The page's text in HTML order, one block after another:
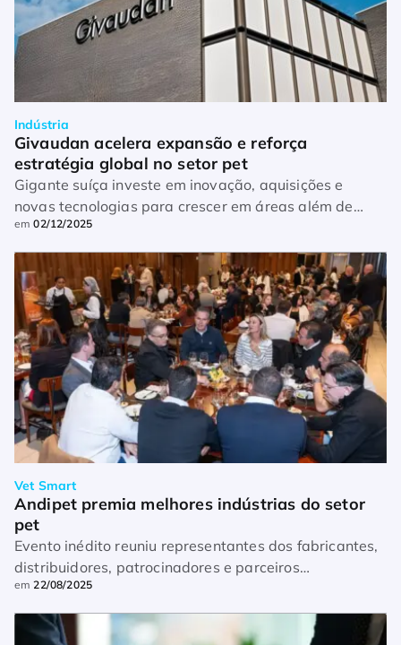
Indústria
Givaudan acelera expansão e reforça
estratégia global no setor pet
Gigante suíça investe em inovação, aquisições e
novas tecnologias para crescer em áreas além de
fragrâncias e aromas, com foco no segmento pet
em02/12/2025
Vet Smart
Andipet premia melhores indústrias do setor
pet
Evento inédito reuniu representantes dos fabricantes,
distribuidores, patrocinadores e parceiros
institucionais da entidade
em22/08/2025